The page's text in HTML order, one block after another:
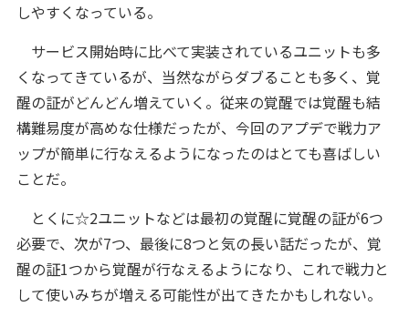
しやすくなっている。
サービス開始時に比べて実装されているユニットも多
くなってきているが、当然ながらダブることも多く、覚
醒の証がどんどん増えていく。従来の覚醒では覚醒も結
構難易度が高めな仕様だったが、今回のアプデで戦力ア
ップが簡単に行なえるようになったのはとても喜ばしい
ことだ。
とくに☆2ユニットなどは最初の覚醒に覚醒の証が6つ
必要で、次が7つ、最後に8つと気の長い話だったが、覚
醒の証1つから覚醒が行なえるようになり、これで戦力と
して使いみちが増える可能性が出てきたかもしれない。